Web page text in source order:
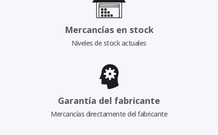
Mercancías en stock
Niveles de stock actuales
Garantía del fabricante
Mercancías directamente del fabricante